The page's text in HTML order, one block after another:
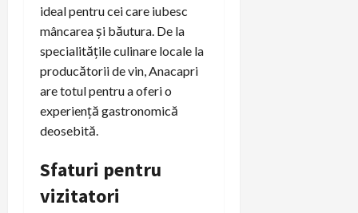
ideal pentru cei care iubesc
mâncarea și băutura. De la
specialitățile culinare locale la
producătorii de vin, Anacapri
are totul pentru a oferi o
experiență gastronomică
deosebită.
Sfaturi pentru
vizitatori